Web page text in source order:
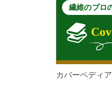
カバーペディア